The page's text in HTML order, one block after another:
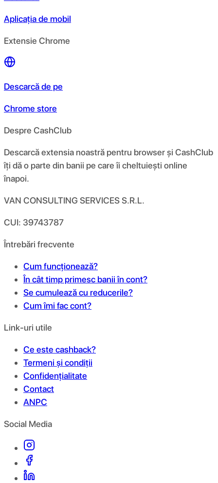
Aplicația de mobil
Extensie Chrome
Descarcă de pe
Chrome store
Despre CashClub
Descarcă extensia noastră pentru browser și CashClub
îți dă o parte din banii pe care îi cheltuiești online
înapoi.
VAN CONSULTING SERVICES S.R.L.
CUI: 39743787
Întrebări frecvente
Cum funcționează?
În cât timp primesc banii în cont?
Se cumulează cu reducerile?
Cum îmi fac cont?
Link-uri utile
Ce este cashback?
Termeni și condiții
Confidențialitate
Contact
ANPC
Social Media